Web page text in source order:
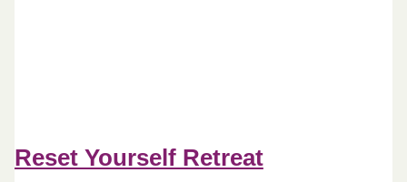
Reset Yourself Retreat